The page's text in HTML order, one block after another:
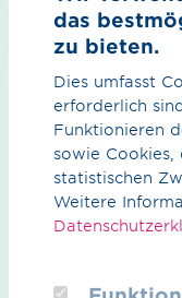
Dr. Jörg
der Open Grid
Andreas
Bundestages
Dr. Marie
thyssenkrupp
Dr. Patrick
Spezialtechnik/
das
zu bieten.
Dies umfasst
erforderlich
Funktionieren
sowie Cookies,
statistischen
Weitere